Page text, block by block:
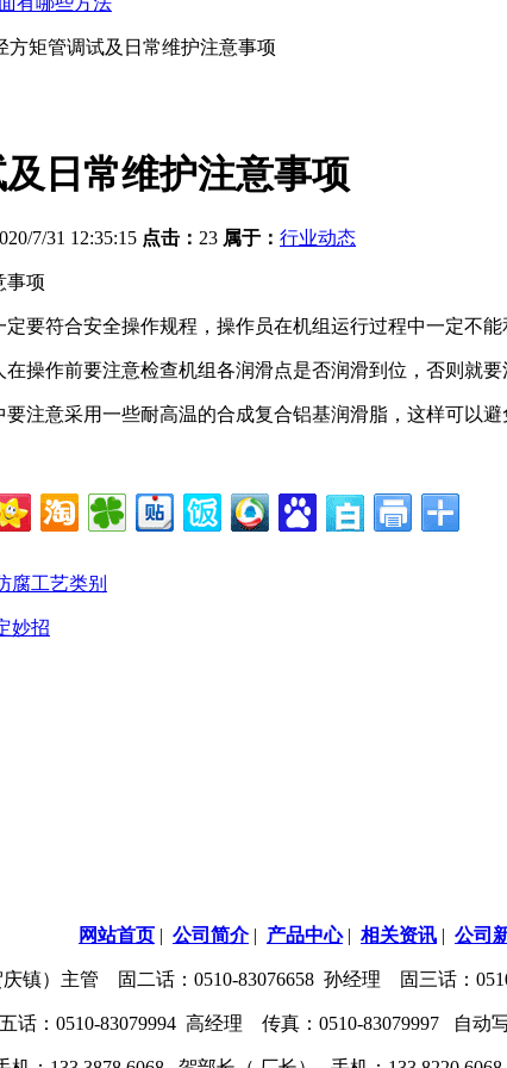
方矩管调试及日常维护注意事项
日常维护注意事项
7/31 12:35:15 点击： 23 属于： 行业动态
项
符合安全操作规程，操作员在机组运行过程中一定不能
作前要注意检查机组各润滑点是否润滑到位，否则就要
意采用一些耐高温的合成复合铝基润滑脂，这样可以避
腐工艺类别
妙招
网站首页 | 公司简介| 产品中心| 相关资讯 | 公司
庆镇）主管 固二话：0510-83076658 孙经理 固三话：
话：0510-83079994 高经理 传真：0510-83079997 自动